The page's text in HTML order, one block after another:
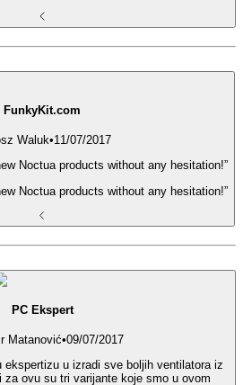
FunkyKit.com
Waluk•11/07/2017
Noctua products without any hesitation!”
Noctua products without any hesitation!”
PC Ekspert
Matanović•09/07/2017
ekspertizu u izradi sve boljih ventilatora iz
za ovu su tri varijante koje smo u ovom